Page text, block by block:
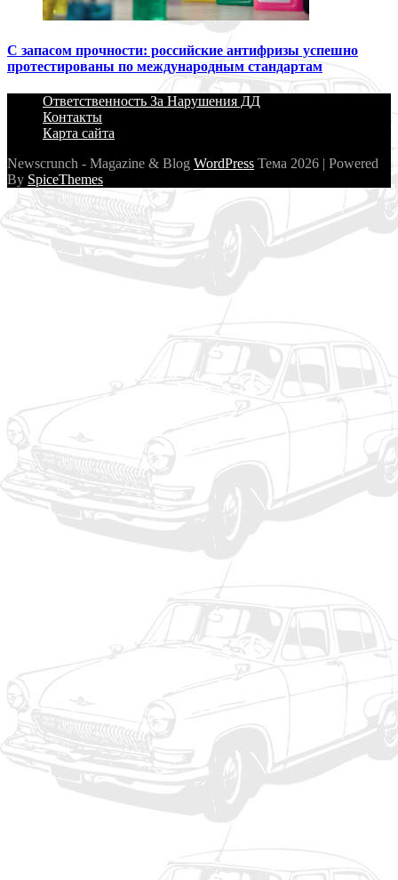
С запасом прочности: российские антифризы успешно
протестированы по международным стандартам
Ответственность За Нарушения ДД
Контакты
Карта сайта
Newscrunch - Magazine & Blog WordPress Тема 2026 | Powered
By SpiceThemes